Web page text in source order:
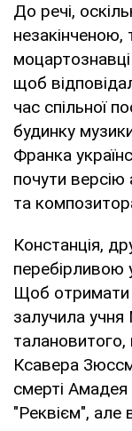
До речі,
незакінченою,
щоб
час спільної
будинку
Франка
почути
та
Констанція,
перебірливою
Щоб отримати
залучила
Ксавера
смерті Амадея
"Реквієм",